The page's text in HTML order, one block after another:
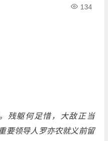
134
残躯何足惜，大敌正当
要领导人罗亦农就义前留